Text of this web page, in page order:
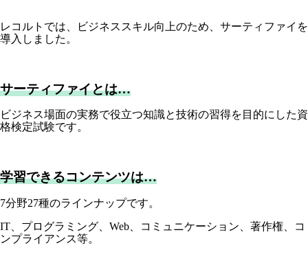
レコルトでは、ビジネススキル向上のため、サーティファイを
導入しました。
サーティファイとは…
ビジネス場面の実務で役立つ知識と技術の習得を目的にした資
格検定試験です。
学習できるコンテンツは…
7分野27種のラインナップです。
IT、プログラミング、Web、コミュニケーション、著作権、コ
ンプライアンス等。